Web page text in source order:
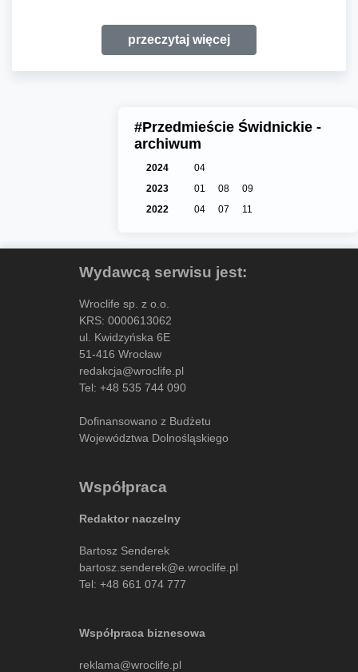
przeczytaj więcej
#Przedmieście Świdnickie -
archiwum
2024
04
2023
01 08
09
2022
04 07 11
Wydawcą serwisu jest:
Wroclife sp. z o.o.
KRS: 0000613062
ul. Kwidzyńska 6E
51-416 Wrocław
redakcja@wroclife.pl
Tel: +48 535 744 090
Dofinansowano z Budżetu
Województwa Dolnośląskiego
Współpraca
Redaktor naczelny
Bartosz Senderek
bartosz.senderek@e.wroclife.pl
Tel: +48 661 074 777
Współpraca biznesowa
reklama@wroclife.pl